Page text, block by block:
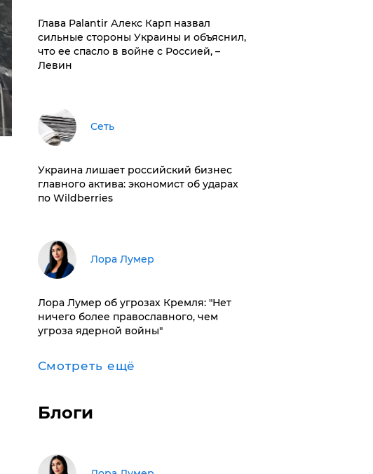
Глава Palantir Алекс Карп назвал
сильные стороны Украины и объяснил,
что ее спасло в войне с Россией, –
Левин
Сеть
​Украина лишает российский бизнес
главного актива: экономист об ударах
по Wildberries
​Лора Лумер
Лора Лумер об угрозах Кремля: "Нет
ничего более православного, чем
угроза ядерной войны"
Смотреть ещё
Блоги